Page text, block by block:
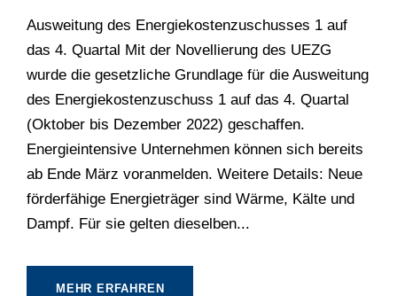
Ausweitung des Energiekostenzuschusses 1 auf
das 4. Quartal Mit der Novellierung des UEZG
wurde die gesetzliche Grundlage für die Ausweitung
des Energiekostenzuschuss 1 auf das 4. Quartal
(Oktober bis Dezember 2022) geschaffen.
Energieintensive Unternehmen können sich bereits
ab Ende März voranmelden. Weitere Details: Neue
förderfähige Energieträger sind Wärme, Kälte und
Dampf. Für sie gelten dieselben...
MEHR ERFAHREN